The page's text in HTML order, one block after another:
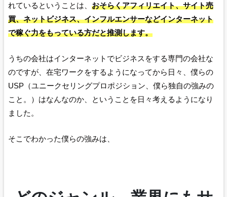
れているということは、 おそらくアフィリエイト、サイト売
買、ネットビジネス、インフルエンサーなどインターネット
で稼ぐ力をもっている方だと推測します。
うちの会社はインターネットでビジネスをする専門の会社な
のですが、在宅ワークをするようになってから日々、僕らの
USP（ユニークセリングプロポジション、僕ら独自の強みの
こと。）はなんなのか、ということを日々考えるようになり
ました。
そこでわかった僕らの強みは、